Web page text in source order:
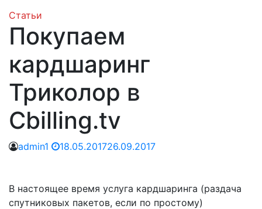
Статьи
Покупаем
кардшаринг
Триколор в
Cbilling.tv
admin1 18.05.201726.09.2017
В настоящее время услуга кардшаринга (раздача
спутниковых пакетов, если по простому)